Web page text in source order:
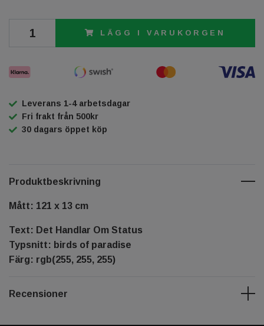
LÄGG I VARUKORGEN
Leverans 1-4 arbetsdagar
Fri frakt från 500kr
30 dagars öppet köp
Produktbeskrivning
Mått: 121 x 13 cm
Text: Det Handlar Om Status
Typsnitt: birds of paradise
Färg: rgb(255, 255, 255)
Recensioner